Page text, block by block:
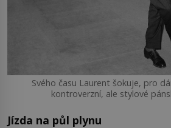
Svého času Laurent šokuje, pro
kontroverzní, ale stylové
Jízda na půl plynu